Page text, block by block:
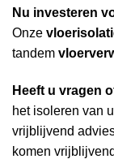
Nu investeren
Onze
tandem
Heeft u vragen
het isoleren van
vrijblijvend
komen